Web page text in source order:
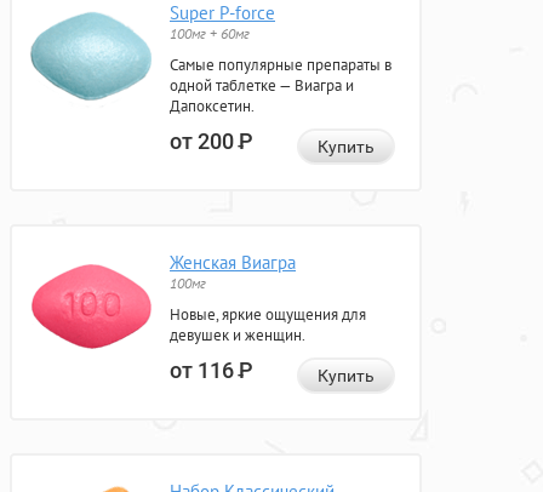
Super P-force
100мг + 60мг
Самые популярные препараты в
одной таблетке — Виагра и
Дапоксетин.
от 200Р Купить
Женская Виагра
100мг
Новые, яркие ощущения для
девушек и женщин.
от 116Р Купить